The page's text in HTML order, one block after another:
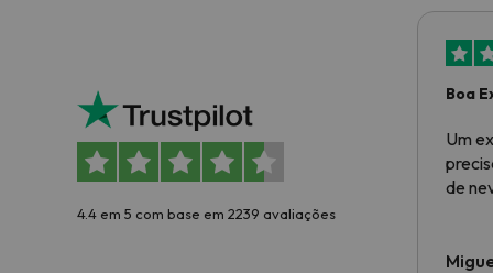
4.4 em 5 com base em 2239 avaliações
Boa
Um
de